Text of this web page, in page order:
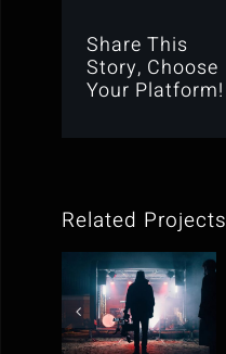
Share This
Story, Choose
Your Platform!
Related Projects
Crazyplay
new music
video